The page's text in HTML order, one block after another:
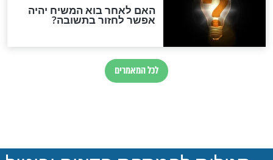
הותר לפרסום: לוחמי מילואים
נהרגו בדרום לבנון